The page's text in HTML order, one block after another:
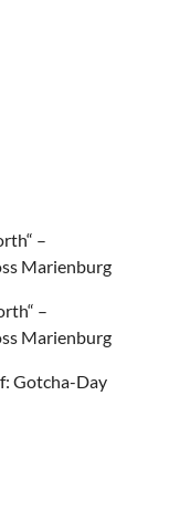
–
Marienburg
–
Marienburg
Gotcha-Day